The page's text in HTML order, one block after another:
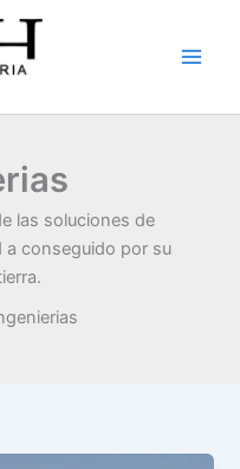
las soluciones de
a conseguido por su